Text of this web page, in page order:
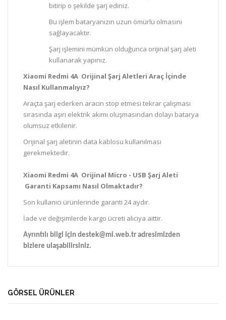
bitirip o şekilde şarj ediniz.
Bu işlem bataryanızın uzun ömürlü olmasını
sağlayacaktır.
Şarj işlemini mümkün olduğunca orijinal şarj aleti
kullanarak yapınız.
Xiaomi Redmi 4A Orijinal Şarj Aletleri Araç İçinde
Nasıl Kullanmalıyız?
Araçta şarj ederken aracın stop etmesi tekrar çalışması
sırasında aşırı elektrik akımı oluşmasından dolayı batarya
olumsuz etkilenir.
Orijinal şarj aletinin data kablosu kullanılması
gerekmektedir.
Xiaomi Redmi 4A Orijinal Micro - USB Şarj Aleti
Garanti Kapsamı Nasıl Olmaktadır?
Son kullanıcı ürünlerinde garanti 24 aydır.
İade ve değişimlerde kargo ücreti alıcıya aittir.
Ayrıntılı bilgi için destek@mi.web.tr adresimizden
bizlere ulaşabilirsiniz.
GÖRSEL ÜRÜNLER